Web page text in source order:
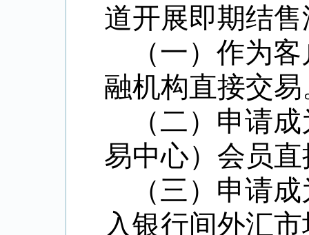
道开展即期结
（一）作为
融机构直接交易
（二）申请
易中心）会员
（三）申请
入银行间外汇